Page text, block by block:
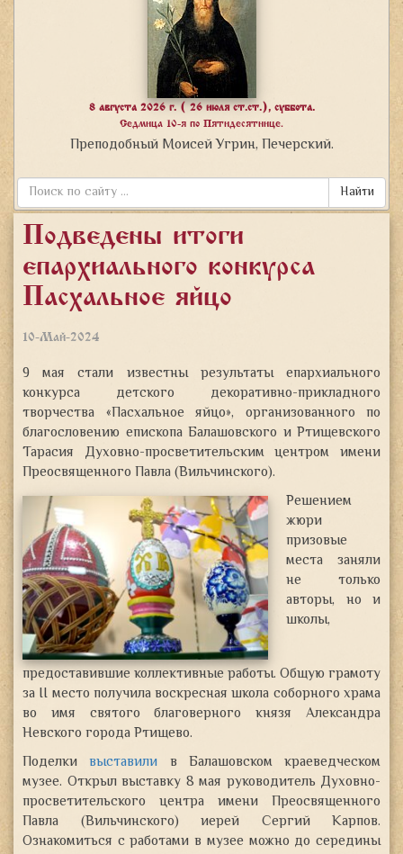
8 августа 2026 г. ( 26 июля ст.ст.), суббота.
Седмица 10-я по Пятидесятнице.
Преподобный Моисей Угрин, Печерский.
Найти
Подведены итоги
епархиального конкурса
«Пасхальное яйцо»
10-Май-2024
9 мая стали известны результаты епархиального
конкурса детского декоративно-прикладного
творчества «Пасхальное яйцо», организованного по
благословению епископа Балашовского и Ртищевского
Тарасия Духовно-просветительским центром имени
Преосвященного Павла (Вильчинского).
Решением
жюри
призовые
места заняли
не только
авторы, но и
школы,
предоставившие коллективные работы. Общую грамоту
за II место получила воскресная школа соборного храма
во имя святого благоверного князя Александра
Невского города Ртищево.
Поделкивыставили в Балашовском краеведческом
музее. Открыл выставку 8 мая руководитель Духовно-
просветительского центра имени Преосвященного
Павла (Вильчинского) иерей Сергий Карпов.
Ознакомиться с работами в музее можно до середины